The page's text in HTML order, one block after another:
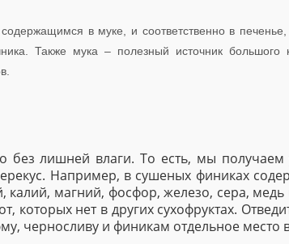
в муке, и соответственно в печенье,
Также мука – полезный источник большого
без лишней влаги. То есть, мы
Например, в сушеных финиках
калий, магний, фосфор, железо, сера,
которых нет в других сухофруктах.
черносливу и финикам отдельное место